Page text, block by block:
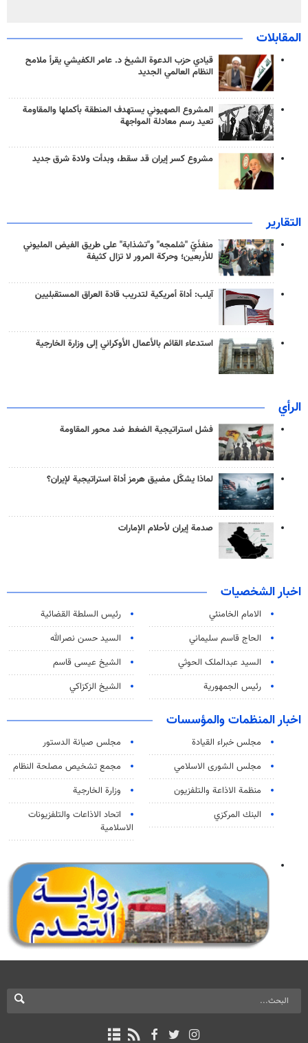
المقابلات
قيادي حزب الدعوة الشيخ د. عامر الكفيشي يقرأ ملامح
النظام العالمي الجديد
المشروع الصهيوني يستهدف المنطقة بأكملها والمقاومة
تعيد رسم معادلة المواجهة
مشروع كسر إيران قد سقط، وبدأت ولادة شرق جديد
التقارير
منفذَيّ "شلمجه" و"تشذابة" على طريق الفيض المليوني
للأربعين؛ وحركة المرور لا تزال كثيفة
آيلب: أداة أمريكية لتدريب قادة العراق المستقبليين
استدعاء القائم بالأعمال الأوكراني إلى وزارة الخارجية
الرأي
فشل استراتيجية الضغط ضد محور المقاومة
لماذا يشكّل مضيق هرمز أداة استراتيجية لإيران؟
صدمة إيران لأحلام الإمارات
اخبار الشخصيات
الامام الخامنئي
رئیس السلطة القضائیة
الحاج قاسم سليماني
السيد حسن نصرالله
السید عبدالملک الحوثي
الشيخ عيسى قاسم
رئيس الجمهورية
الشيخ الزكزاكي
اخبار المنظمات والمؤسسات
مجلس خبراء القيادة
مجلس صيانة الدستور
مجلس الشورى الاسلامي
مجمع تشخيص مصلحة النظام
منظمة الاذاعة والتلفزیون
وزارة الخارجية
البنك المركزي
اتحاد الاذاعات والتلفزيونات
الاسلامية